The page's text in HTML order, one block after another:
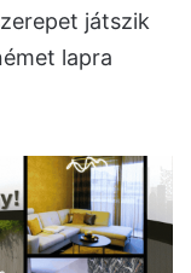
játszik
lapra